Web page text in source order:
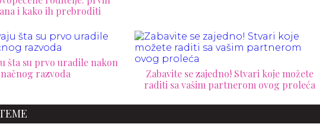
i kako ih prebroditi
šta su prvo uradile nakon
razvoda
Zabavite se zajedno! Stvari koje možete
raditi sa vašim partnerom ovog proleća